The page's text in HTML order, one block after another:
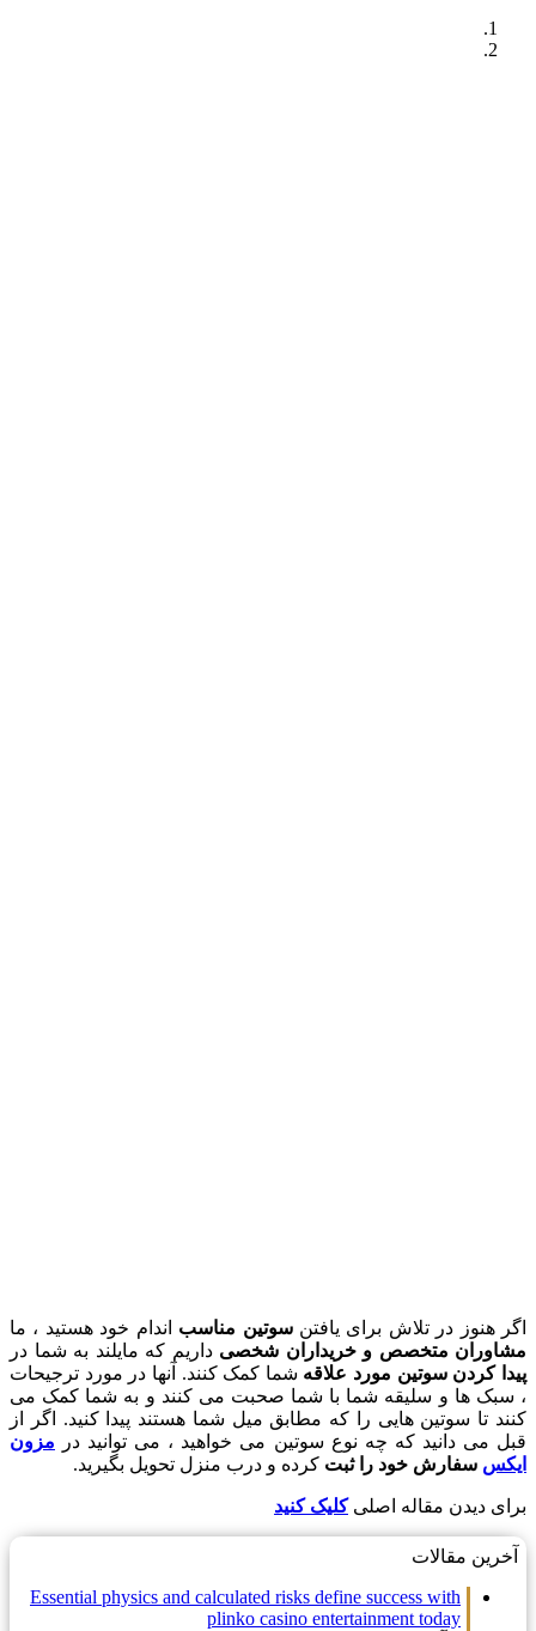
در تلاش برای یافتن سوتین مناسباندام خود هستید ، ما
متخصص و خریداران شخصیداریم که مایلند به شما در
سوتین مورد علاقهشما کمک کنند. آنها در مورد ترجیحات
و سلیقه شما با شما صحبت می کنند و به شما کمک می
هایی را که مطابق میل شما هستند پیدا کنید. اگر از
که چه نوع سوتین می خواهید ، می توانید در مزون
خود را ثبتکرده و درب منزل تحویل بگیرید.
مقاله اصلیکلیک کنید
Essential physics and calculated risks define success with
plinko casino entertainment today